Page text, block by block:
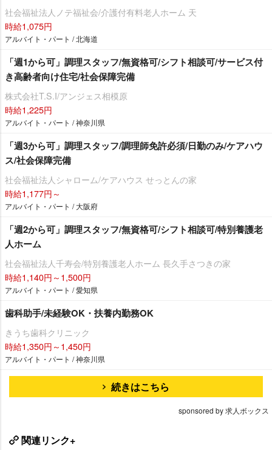
社会福祉法人ノテ福祉会/介護付有料老人ホーム 天
時給1,075円
アルバイト・パート / 北海道
「週1から可」調理スタッフ/無資格可/シフト相談可/サービス付
き高齢者向け住宅/社会保障完備
株式会社T.S.I/アンジェス相模原
時給1,225円
アルバイト・パート / 神奈川県
「週3から可」調理スタッフ/調理師免許必須/日勤のみ/ケアハウ
ス/社会保障完備
社会福祉法人シャローム/ケアハウス せっとんの家
時給1,177円～
アルバイト・パート / 大阪府
「週2から可」調理スタッフ/無資格可/シフト相談可/特別養護老
人ホーム
社会福祉法人千寿会/特別養護老人ホーム 長久手さつきの家
時給1,140円～1,500円
アルバイト・パート / 愛知県
歯科助手/未経験OK・扶養内勤務OK
きうち歯科クリニック
時給1,350円～1,450円
アルバイト・パート / 神奈川県
続きはこちら
sponsored by 求人ボックス
関連リンク+